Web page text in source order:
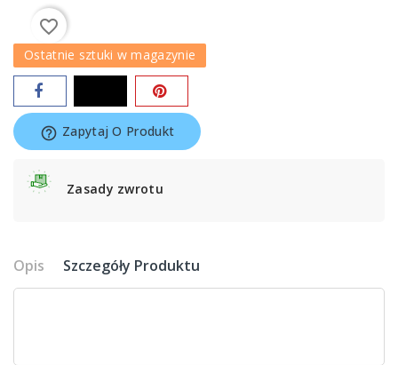
favorite_border
Ostatnie sztuki w magazynie
help_outline Zapytaj O Produkt
Zasady zwrotu
Opis Szczegóły Produktu